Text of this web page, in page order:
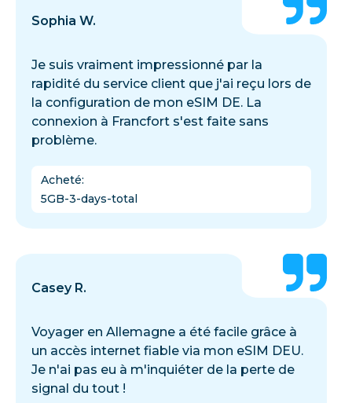
Sophia W.
Je suis vraiment impressionné par la
rapidité du service client que j'ai reçu lors de
la configuration de mon eSIM DE. La
connexion à Francfort s'est faite sans
problème.
Acheté:
5GB-3-days-total
Casey R.
Voyager en Allemagne a été facile grâce à
un accès internet fiable via mon eSIM DEU.
Je n'ai pas eu à m'inquiéter de la perte de
signal du tout !